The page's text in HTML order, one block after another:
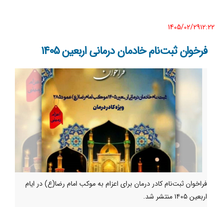
1405/02/29١٢:٢٢
فرخوان ثبت‌نام خادمان درمانی اربعین ۱۴۰۵
فراخوان ثبت‌نام کادر درمان برای اعزام به موکب امام رضا(ع) در ایام
اربعین ۱۴۰۵ منتشر شد.